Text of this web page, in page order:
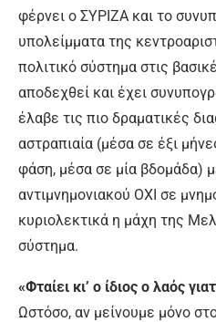
φέρνει ο ΣΥΡΙΖΑ και το
υπολείμματα της
πολιτικό σύστημα στις
αποδεχθεί και έχει
έλαβε τις πιο δραματικές
αστραπιαία (μέσα σε έξι
φάση, μέσα σε μία βδομάδα)
αντιμνημονιακού ΟΧΙ σε
κυριολεκτικά η μάχη της
σύστημα.
«Φταίει κι’ ο ίδιος ο λαός
Ωστόσο, αν μείνουμε μόνο